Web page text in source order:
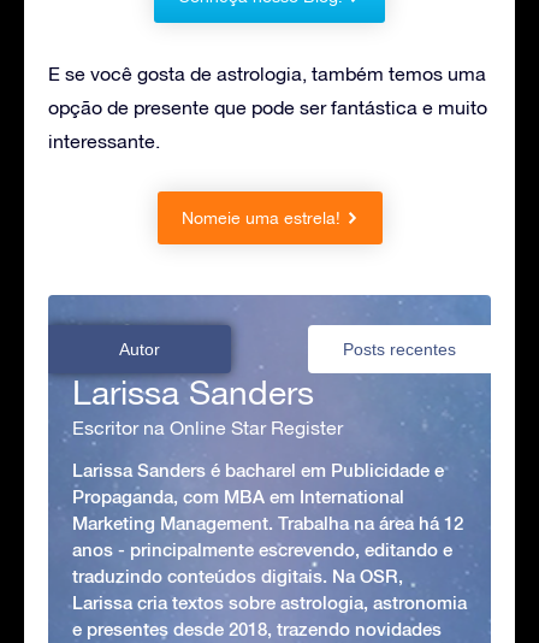
E se você gosta de astrologia, também temos uma
opção de presente que pode ser fantástica e muito
interessante.
Nomeie uma estrela!
Autor Posts recentes
Larissa Sanders
Escritor na Online Star Register
Larissa Sanders é bacharel em Publicidade e
Propaganda, com MBA em International
Marketing Management. Trabalha na área há 12
anos - principalmente escrevendo, editando e
traduzindo conteúdos digitais. Na OSR,
Larissa cria textos sobre astrologia, astronomia
e presentes desde 2018, trazendo novidades